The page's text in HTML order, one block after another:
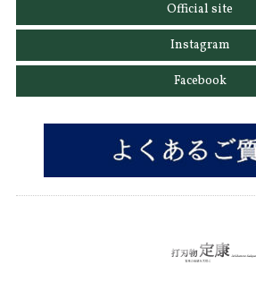
Official site
Instagram
Facebook